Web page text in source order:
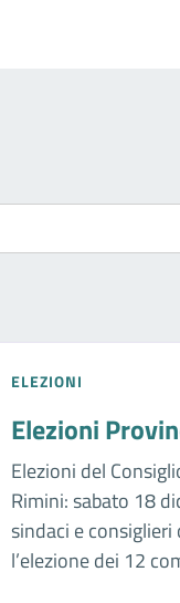
ELEZIONI
Elezioni
Elezioni del
Rimini: sabato 18
sindaci e
l’elezione dei 12